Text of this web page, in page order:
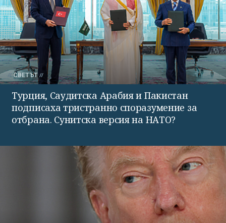
СВЕТЪТ
Турция, Саудитска Арабия и Пакистан
подписаха тристранно споразумение за
отбрана. Сунитска версия на НАТО?